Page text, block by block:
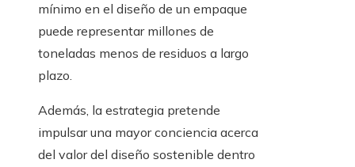
mínimo en el diseño de un empaque
puede representar millones de
toneladas menos de residuos a largo
plazo.
Además, la estrategia pretende
impulsar una mayor conciencia acerca
del valor del diseño sostenible dentro